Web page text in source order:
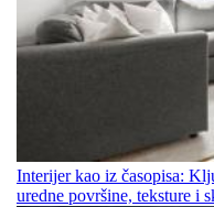
Interijer kao iz časopisa:
uredne površine, teksture i